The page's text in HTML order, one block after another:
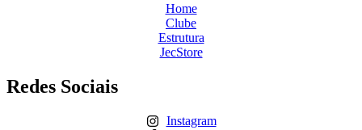
Home
Clube
Estrutura
JecStore
Redes Sociais
Instagram